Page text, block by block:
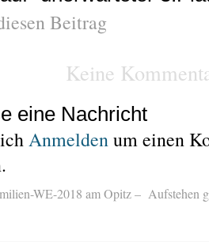
Beitrag
Keine
eine Nachricht
Anmeldenum einen
WE-2018 am Opitz – Aufstehen